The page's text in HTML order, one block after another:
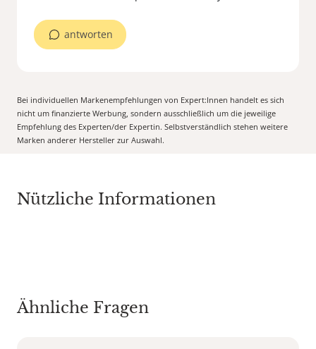
antworten
Bei individuellen Markenempfehlungen von Expert:Innen handelt es sich
nicht um finanzierte Werbung, sondern ausschließlich um die jeweilige
Empfehlung des Experten/der Expertin. Selbstverständlich stehen weitere
Marken anderer Hersteller zur Auswahl.
Nützliche Informationen
Ähnliche Fragen